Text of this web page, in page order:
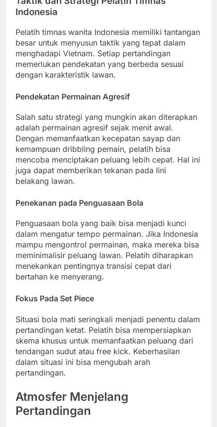
Indonesia
Pelatih timnas wanita Indonesia memiliki tantangan
besar untuk menyusun taktik yang tepat dalam
menghadapi Vietnam. Setiap pertandingan
memerlukan pendekatan yang berbeda sesuai
dengan karakteristik lawan.
Pendekatan Permainan Agresif
Salah satu strategi yang mungkin akan diterapkan
adalah permainan agresif sejak menit awal.
Dengan memanfaatkan kecepatan sayap dan
kemampuan dribbling pemain, pelatih bisa
mencoba menciptakan peluang lebih cepat. Hal ini
juga dapat memberikan tekanan pada lini
belakang lawan.
Penekanan pada Penguasaan Bola
Penguasaan bola yang baik bisa menjadi kunci
dalam mengatur tempo permainan. Jika Indonesia
mampu mengontrol permainan, maka mereka bisa
meminimalisir peluang lawan. Pelatih diharapkan
menekankan pentingnya transisi cepat dari
bertahan ke menyerang.
Fokus Pada Set Piece
Situasi bola mati seringkali menjadi penentu dalam
pertandingan ketat. Pelatih bisa mempersiapkan
skema khusus untuk memanfaatkan peluang dari
tendangan sudut atau free kick. Keberhasilan
dalam situasi ini bisa mengubah arah
pertandingan.
Atmosfer Menjelang
Pertandingan